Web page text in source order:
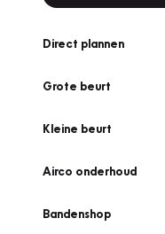
Direct plannen
Grote beurt
Kleine beurt
Airco onderhoud
Bandenshop